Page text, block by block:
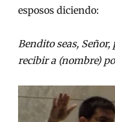
esposos diciendo:
Bendito seas,
recibir a (nombre)